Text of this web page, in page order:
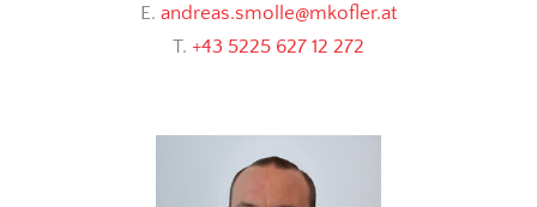
E. andreas.smolle@mkofler.at
T. +43 5225 627 12 272